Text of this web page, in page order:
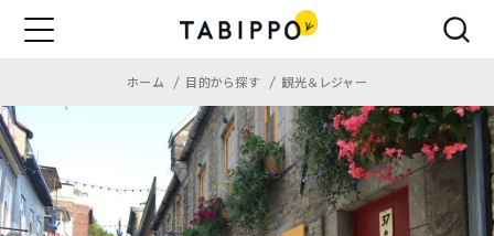
ホーム 目的から探す 観光＆レジャー